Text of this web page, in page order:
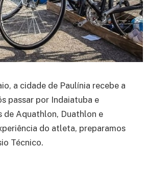
a cidade de Paulínia recebe a
passar por Indaiatuba e
de Aquathlon, Duathlon e
do atleta, preparamos
Técnico.